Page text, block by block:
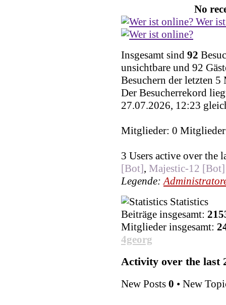
No
Wer
Insgesamt sind 92
unsichtbare und 92
Besuchern der letzten
Der Besucherrekord
27.07.2026, 12:23
Mitglieder: 0 Mitglieder
3 Users active over the
[Bot], Majestic-12 [Bot]
Legende:
Statistics
Beiträge insgesamt:
Mitglieder insgesamt:
4georg
Activity over the last
New Posts 0 • New